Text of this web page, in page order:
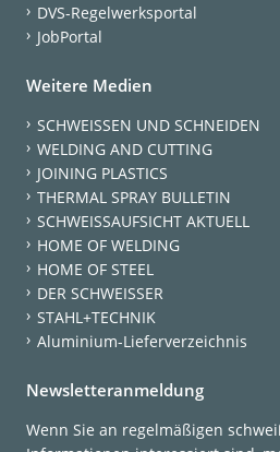
DVS-Regelwerksportal
JobPortal
Weitere Medien
SCHWEISSEN UND SCHNEIDEN
WELDING AND CUTTING
JOINING PLASTICS
THERMAL SPRAY BULLETIN
SCHWEISSAUFSICHT AKTUELL
HOME OF WELDING
HOME OF STEEL
DER SCHWEISSER
STAHL+TECHNIK
Aluminium-Lieferverzeichnis
Newsletteranmeldung
Wenn Sie an regelmäßigen